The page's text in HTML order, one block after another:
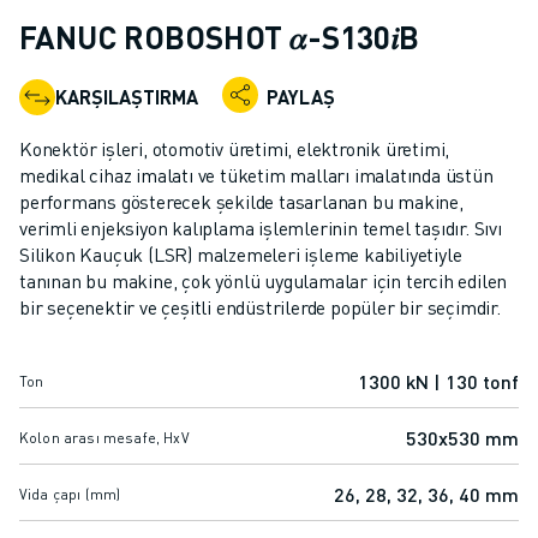
İŞBIRLIKÇI ROBOTLAR
ROBOT YELPAZESI
ROBOT KONTROLÖRLERI
ROBOT AKSESUARLARI
ROBOT YAZILIMI
SIMÜLASYON YAZILIMI
EĞITIM AMAÇLI ROBOTIK ÜRÜNLERI
ROBOT OTOMASYONU
ARK KAYNAK ROBOTLARI
EKLEMLI ROBOTLAR
M-900 SERISI
GIDA VE TEMIZ ODA ROBOTLARI
BOYA ROBOTLARI
FANUC ROBOSHOT 𝛼-S130𝑖B
KARŞILAŞTIRMA PAYLAŞ
Konektör işleri, otomotiv üretimi, elektronik üretimi,
medikal cihaz imalatı ve tüketim malları imalatında üstün
performans gösterecek şekilde tasarlanan bu makine,
verimli enjeksiyon kalıplama işlemlerinin temel taşıdır. Sıvı
Silikon Kauçuk (LSR) malzemeleri işleme kabiliyetiyle
tanınan bu makine, çok yönlü uygulamalar için tercih edilen
bir seçenektir ve çeşitli endüstrilerde popüler bir seçimdir.
Ton 1300 kN | 130 tonf
Kolon arası mesafe, HxV 530x530 mm
Vida çapı (mm) 26, 28, 32, 36, 40 mm